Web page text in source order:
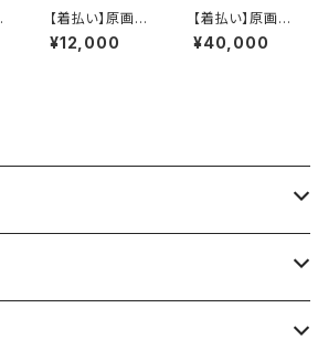
【着払い】原画：
さっぽろゆきま
つり（Illustrator
¥12,000
【着払い】原画：S
N（Illustrator
弓山諒）
¥40,000